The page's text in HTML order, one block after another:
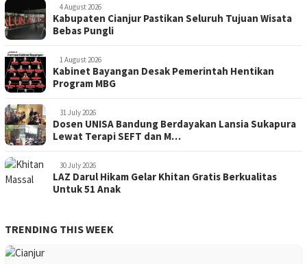
4 August 2026
Kabupaten Cianjur Pastikan Seluruh Tujuan Wisata
Bebas Pungli
1 August 2026
Kabinet Bayangan Desak Pemerintah Hentikan
Program MBG
31 July 2026
Dosen UNISA Bandung Berdayakan Lansia Sukapura
Lewat Terapi SEFT dan M…
30 July 2026
LAZ Darul Hikam Gelar Khitan Gratis Berkualitas
Untuk 51 Anak
TRENDING THIS WEEK